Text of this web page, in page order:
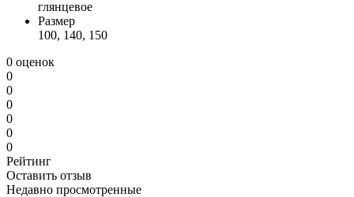
глянцевое
Размер
100, 140, 150
0 оценок
0
0
0
0
0
0
Рейтинг
Оставить отзыв
Недавно просмотренные